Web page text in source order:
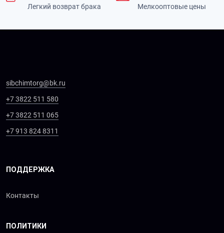
Легкий возврат брака
Мелкооптовые цены
sibchimtorg@bk.ru
+7 3822 511 580
+7 3822 511 065
+7 913 824 8311
ПОДДЕРЖКА
Контакты
ПОЛИТИКИ